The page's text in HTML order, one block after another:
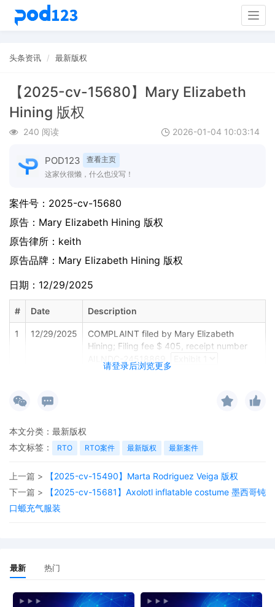
头条资讯 最新版权
【2025-cv-15680】Mary Elizabeth
Hining 版权
240 阅读 2026-01-04 10:03:14
POD123
查看主页
这家伙很懒，什么也没写！
请登录后浏览更多
案件号： 2025-cv-15680
原告： Mary Elizabeth Hining 版权
原告律所：keith
原告品牌： Mary Elizabeth Hining 版权
日期：12/29/2025
# Date Description
1 12/29/2025
COMPLAINT filed by Mary Elizabeth
Hining; Filing fee $ 405, receipt number
本文分类： 最新版权
本文标签：
RTO RTO案件 最新版权 最新案件
上一篇 >
【2025-cv-15490】Marta Rodriguez Veiga 版权
下一篇 >
【2025-cv-15681】Axolotl inflatable costume 墨西哥钝
口螈充气服装
最新 热门